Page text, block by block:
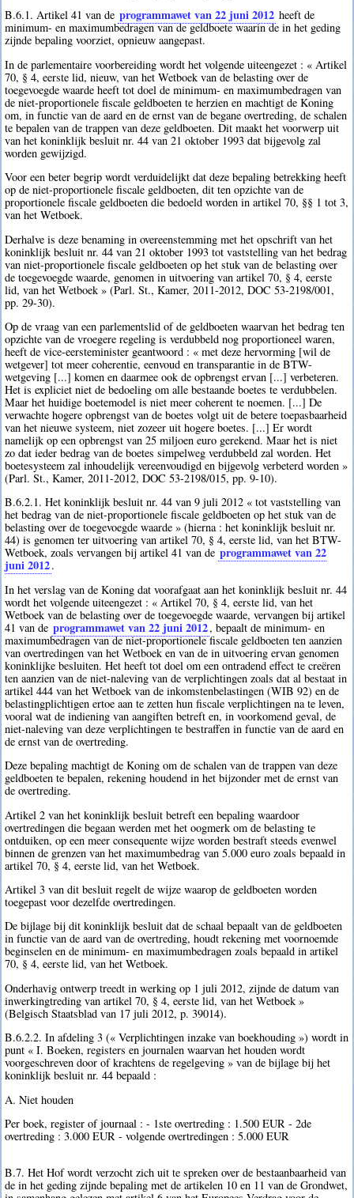
B.6.1. Artikel 41 van de programmawet van 22 juni 2012 heeft de
minimum- en maximumbedragen van de geldboete waarin de in het geding
zijnde bepaling voorziet, opnieuw aangepast.
In de parlementaire voorbereiding wordt het volgende uiteengezet : « Artikel
70, § 4, eerste lid, nieuw, van het Wetboek van de belasting over de
toegevoegde waarde heeft tot doel de minimum- en maximumbedragen van
de niet-proportionele fiscale geldboeten te herzien en machtigt de Koning
om, in functie van de aard en de ernst van de begane overtreding, de schalen
te bepalen van de trappen van deze geldboeten. Dit maakt het voorwerp uit
van het koninklijk besluit nr. 44 van 21 oktober 1993 dat bijgevolg zal
worden gewijzigd.
Voor een beter begrip wordt verduidelijkt dat deze bepaling betrekking heeft
op de niet-proportionele fiscale geldboeten, dit ten opzichte van de
proportionele fiscale geldboeten die bedoeld worden in artikel 70, §§ 1 tot 3,
van het Wetboek.
Derhalve is deze benaming in overeenstemming met het opschrift van het
koninklijk besluit nr. 44 van 21 oktober 1993 tot vaststelling van het bedrag
van niet-proportionele fiscale geldboeten op het stuk van de belasting over
de toegevoegde waarde, genomen in uitvoering van artikel 70, § 4, eerste
lid, van het Wetboek » (Parl. St., Kamer, 2011-2012, DOC 53-2198/001,
pp. 29-30).
Op de vraag van een parlementslid of de geldboeten waarvan het bedrag ten
opzichte van de vroegere regeling is verdubbeld nog proportioneel waren,
heeft de vice-eersteminister geantwoord : « met deze hervorming [wil de
wetgever] tot meer coherentie, eenvoud en transparantie in de BTW-
wetgeving [...] komen en daarmee ook de opbrengst ervan [...] verbeteren.
Het is expliciet niet de bedoeling om alle bestaande boetes te verdubbelen.
Maar het huidige boetemodel is niet meer coherent te noemen. [...] De
verwachte hogere opbrengst van de boetes volgt uit de betere toepasbaarheid
van het nieuwe systeem, niet zozeer uit hogere boetes. [...] Er wordt
namelijk op een opbrengst van 25 miljoen euro gerekend. Maar het is niet
zo dat ieder bedrag van de boetes simpelweg verdubbeld zal worden. Het
boetesysteem zal inhoudelijk vereenvoudigd en bijgevolg verbeterd worden »
(Parl. St., Kamer, 2011-2012, DOC 53-2198/015, pp. 9-10).
B.6.2.1. Het koninklijk besluit nr. 44 van 9 juli 2012 « tot vaststelling van
het bedrag van de niet-proportionele fiscale geldboeten op het stuk van de
belasting over de toegevoegde waarde » (hierna : het koninklijk besluit nr.
44) is genomen ter uitvoering van artikel 70, § 4, eerste lid, van het BTW-
Wetboek, zoals vervangen bij artikel 41 van de programmawet van 22
juni 2012.
In het verslag van de Koning dat voorafgaat aan het koninklijk besluit nr. 44
wordt het volgende uiteengezet : « Artikel 70, § 4, eerste lid, van het
Wetboek van de belasting over de toegevoegde waarde, vervangen bij artikel
41 van de programmawet van 22 juni 2012, bepaalt de minimum- en
maximumbedragen van de niet-proportionele fiscale geldboeten ten aanzien
van overtredingen van het Wetboek en van de in uitvoering ervan genomen
koninklijke besluiten. Het heeft tot doel om een ontradend effect te creëren
ten aanzien van de niet-naleving van de verplichtingen zoals dat al bestaat in
artikel 444 van het Wetboek van de inkomstenbelastingen (WIB 92) en de
belastingplichtigen ertoe aan te zetten hun fiscale verplichtingen na te leven,
vooral wat de indiening van aangiften betreft en, in voorkomend geval, de
niet-naleving van deze verplichtingen te bestraffen in functie van de aard en
de ernst van de overtreding.
Deze bepaling machtigt de Koning om de schalen van de trappen van deze
geldboeten te bepalen, rekening houdend in het bijzonder met de ernst van
de overtreding.
Artikel 2 van het koninklijk besluit betreft een bepaling waardoor
overtredingen die begaan werden met het oogmerk om de belasting te
ontduiken, op een meer consequente wijze worden bestraft steeds evenwel
binnen de grenzen van het maximumbedrag van 5.000 euro zoals bepaald in
artikel 70, § 4, eerste lid, van het Wetboek.
Artikel 3 van dit besluit regelt de wijze waarop de geldboeten worden
toegepast voor dezelfde overtredingen.
De bijlage bij dit koninklijk besluit dat de schaal bepaalt van de geldboeten
in functie van de aard van de overtreding, houdt rekening met voornoemde
beginselen en de minimum- en maximumbedragen zoals bepaald in artikel
70, § 4, eerste lid, van het Wetboek.
Onderhavig ontwerp treedt in werking op 1 juli 2012, zijnde de datum van
inwerkingtreding van artikel 70, § 4, eerste lid, van het Wetboek »
(Belgisch Staatsblad van 17 juli 2012, p. 39014).
B.6.2.2. In afdeling 3 (« Verplichtingen inzake van boekhouding ») wordt in
punt « I. Boeken, registers en journalen waarvan het houden wordt
voorgeschreven door of krachtens de regelgeving » van de bijlage bij het
koninklijk besluit nr. 44 bepaald :
A. Niet houden
Per boek, register of journaal : - 1ste overtreding : 1.500 EUR - 2de
overtreding : 3.000 EUR - volgende overtredingen : 5.000 EUR
B.7. Het Hof wordt verzocht zich uit te spreken over de bestaanbaarheid van
de in het geding zijnde bepaling met de artikelen 10 en 11 van de Grondwet,